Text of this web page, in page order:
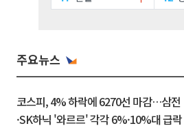
주요뉴스
코스피, 4% 하락에 6270선 마감…삼전
·SK하닉 '와르르' 각각 6%·10%대 급락